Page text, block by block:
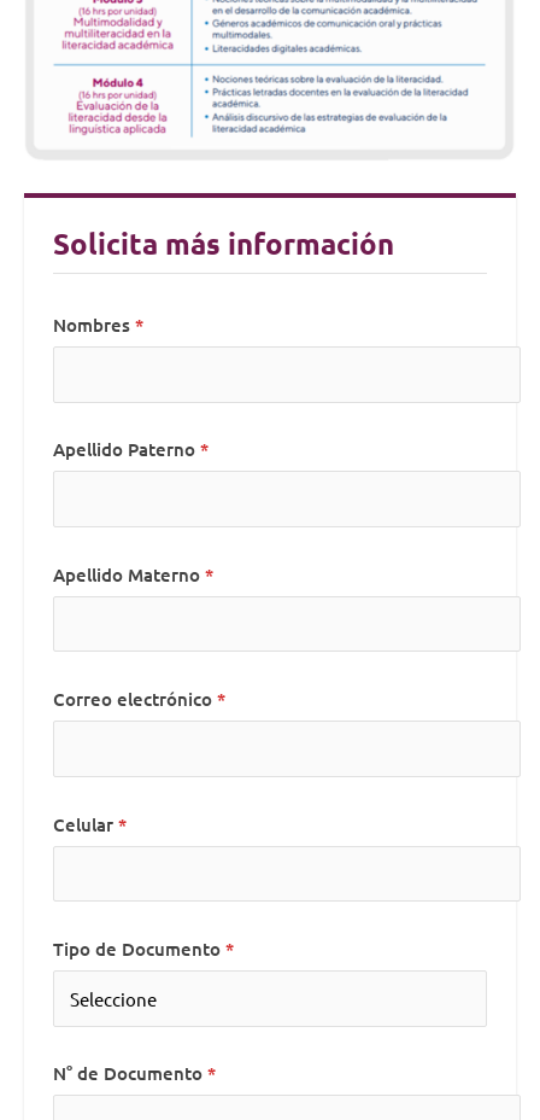
Solicita más información
Nombres
Apellido Paterno
Apellido Materno
Correo electrónico
Celular
Tipo de Documento
N° de Documento